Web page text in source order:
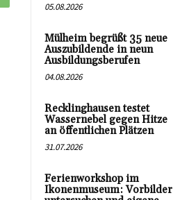
05.08.2026
Mülheim begrüßt 35 neue
Auszubildende in neun
Ausbildungsberufen
04.08.2026
Recklinghausen testet
Wassernebel gegen Hitze
an öffentlichen Plätzen
31.07.2026
Ferienworkshop im
Ikonenmuseum: Vorbilder